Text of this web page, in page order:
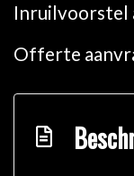
Inruilvoorstel
Offerte